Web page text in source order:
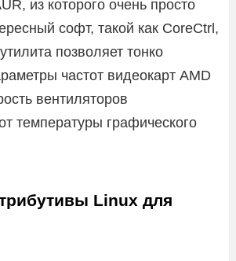
из которого очень просто
софт, такой как CoreCtrl,
позволяет тонко
частот видеокарт AMD
вентиляторов
температуры графического
Linux для